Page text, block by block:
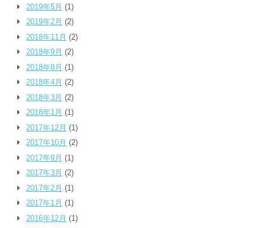
2019年5月 (1)
2019年2月 (2)
2018年11月 (2)
2018年9月 (2)
2018年8月 (1)
2018年4月 (2)
2018年3月 (2)
2018年1月 (1)
2017年12月 (1)
2017年10月 (2)
2017年9月 (1)
2017年3月 (2)
2017年2月 (1)
2017年1月 (1)
2016年12月 (1)